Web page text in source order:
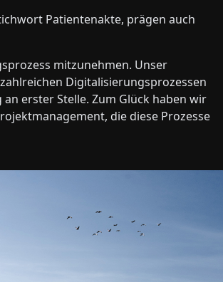
Patientenakte, prägen auch
mitzunehmen. Unser
Digitalisierungsprozessen
erster Stelle. Zum Glück haben wir
die diese Prozesse